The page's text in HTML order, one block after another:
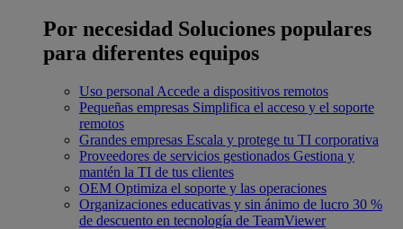
Por necesidad Soluciones populares
para diferentes equipos
Uso personal Accede a dispositivos remotos
Pequeñas empresas Simplifica el acceso y el soporte
remotos
Grandes empresas Escala y protege tu TI corporativa
Proveedores de servicios gestionados Gestiona y
mantén la TI de tus clientes
OEM Optimiza el soporte y las operaciones
Organizaciones educativas y sin ánimo de lucro 30 %
de descuento en tecnología de TeamViewer